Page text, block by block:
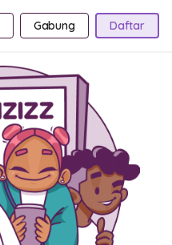
Gabung Daftar